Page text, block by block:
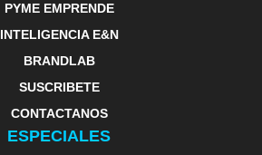
PYME EMPRENDE
INTELIGENCIA E&N
BRANDLAB
SUSCRIBETE
CONTACTANOS
ESPECIALES